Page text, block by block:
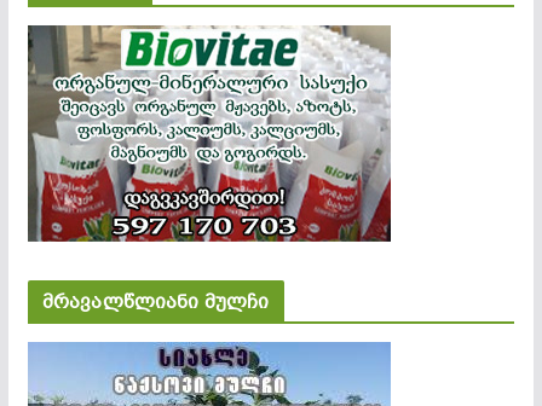
მრავალწლიანი მულჩი